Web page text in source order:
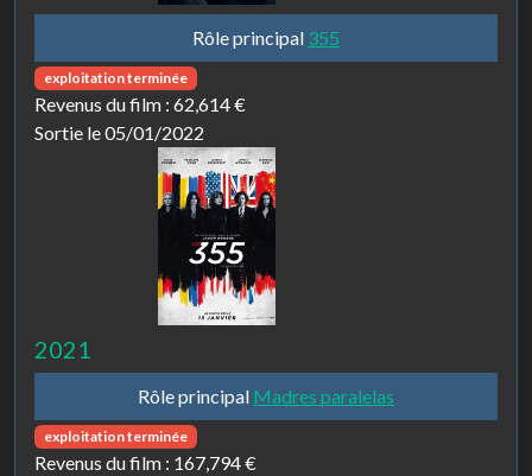
Rôle principal 355
exploitation terminée
Revenus du film : 62,614 €
Sortie le 05/01/2022
2021
Rôle principal Madres paralelas
exploitation terminée
Revenus du film : 167,794 €